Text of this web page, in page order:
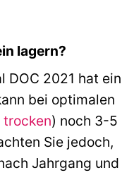
lagern?
DOC 2021 hat ein
bei optimalen
trocken) noch 3-5
Sie jedoch,
Jahrgang und